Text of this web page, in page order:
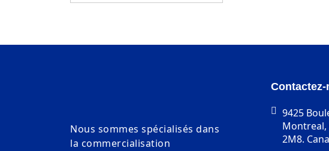
Nous sommes spécialisés dans
la commercialisation
9425
Montreal,
2M8.